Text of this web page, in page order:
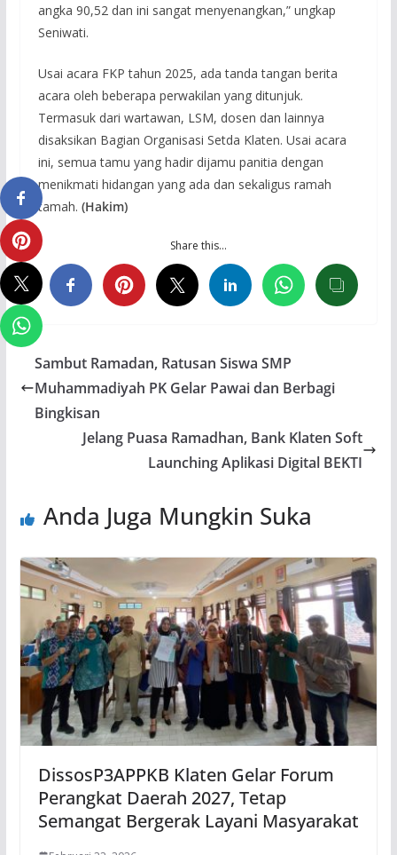
angka 90,52 dan ini sangat menyenangkan,” ungkap
Seniwati.
Usai acara FKP tahun 2025, ada tanda tangan berita
acara oleh beberapa perwakilan yang ditunjuk.
Termasuk dari wartawan, LSM, dosen dan lainnya
disaksikan Bagian Organisasi Setda Klaten. Usai acara
ini, semua tamu yang hadir dijamu panitia dengan
menikmati hidangan yang ada dan sekaligus ramah
tamah. (Hakim)
Share this…
Sambut Ramadan, Ratusan Siswa SMP
Muhammadiyah PK Gelar Pawai dan Berbagi
Bingkisan
Jelang Puasa Ramadhan, Bank Klaten Soft
Launching Aplikasi Digital BEKTI
Anda Juga Mungkin Suka
DissosP3APPKB Klaten Gelar Forum
Perangkat Daerah 2027, Tetap
Semangat Bergerak Layani Masyarakat